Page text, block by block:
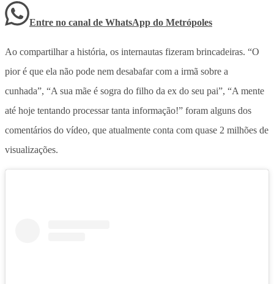
Entre no canal de WhatsApp do Metrópoles
Ao compartilhar a história, os internautas fizeram brincadeiras. “O
pior é que ela não pode nem desabafar com a irmã sobre a
cunhada”, “A sua mãe é sogra do filho da ex do seu pai”, “A mente
até hoje tentando processar tanta informação!” foram alguns dos
comentários do vídeo, que atualmente conta com quase 2 milhões de
visualizações.